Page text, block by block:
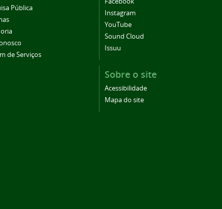
Pública
de Serviços
Instagram
YouTube
Sound Cloud
Issuu
Sobre o site
Acessibilidade
Mapa do site